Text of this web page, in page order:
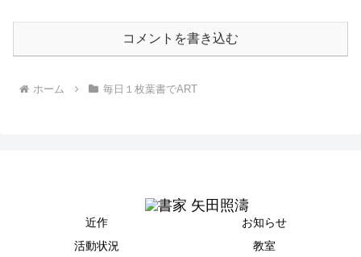
コメントを書き込む
ホーム 毎日１枚葉書でART
近作
お知らせ
活動状況
教室